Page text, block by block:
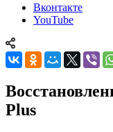
Вконтакте
YouTube
Plus